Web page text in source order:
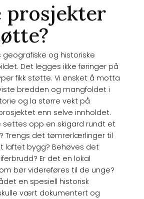
prosjekter
geografiske og historiske
Det legges ikke føringer på
fikk støtte. Vi ønsket å motta
bredden og mangfoldet i
og la større vekt på
enn selve innholdet.
settes opp en skigard rundt et
Trengs det tømrerlærlinger til
laftet bygg? Behøves det
Er det en lokal
bør videreføres til de unge?
en spesiell historisk
vært dokumentert og